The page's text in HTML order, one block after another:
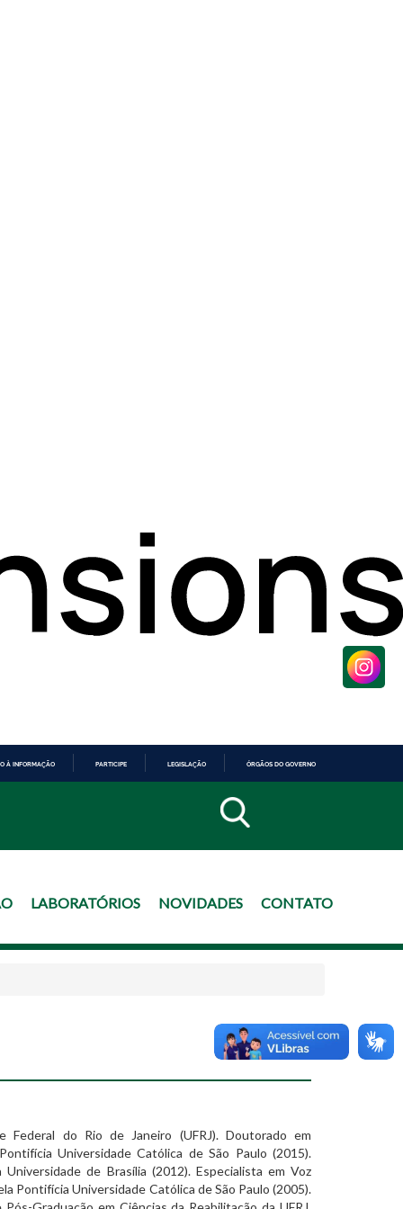
À INFORMAÇÃO PARTICIPE LEGISLAÇÃO ÓRGÃOS DO GOVERNO
LABORATÓRIOS NOVIDADES CONTATO
Federal do Rio de Janeiro (UFRJ). Doutorado em
Universidade Católica de São Paulo (2015).
de Brasília (2012). Especialista em Voz
Pontifícia Universidade Católica de São Paulo (2005).